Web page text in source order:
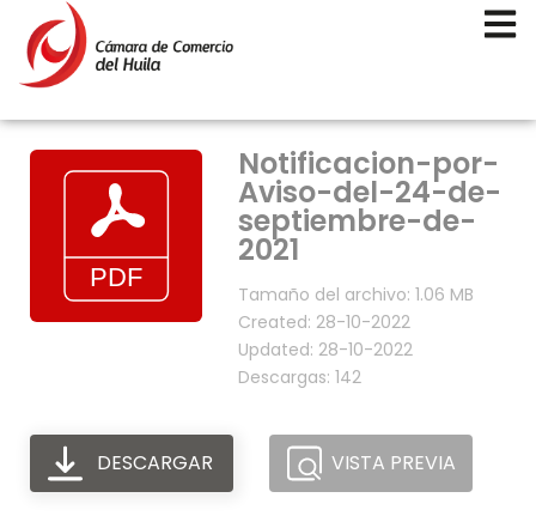
Notificacion-por-
Aviso-del-24-de-
septiembre-de-
2021
Tamaño del archivo: 1.06 MB
Created: 28-10-2022
Updated: 28-10-2022
Descargas: 142
DESCARGAR VISTA PREVIA